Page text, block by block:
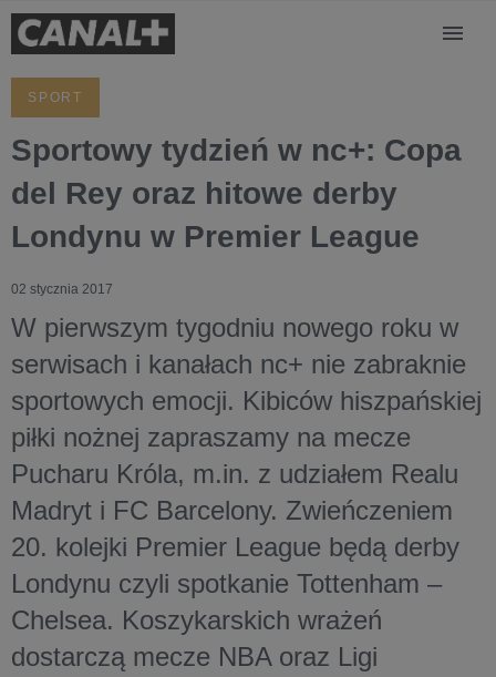
SPORT
Sportowy tydzień w nc+: Copa
del Rey oraz hitowe derby
Londynu w Premier League
02 stycznia 2017
W pierwszym tygodniu nowego roku w
serwisach i kanałach nc+ nie zabraknie
sportowych emocji. Kibiców hiszpańskiej
piłki nożnej zapraszamy na mecze
Pucharu Króla, m.in. z udziałem Realu
Madryt i FC Barcelony. Zwieńczeniem
20. kolejki Premier League będą derby
Londynu czyli spotkanie Tottenham –
Chelsea. Koszykarskich wrażeń
dostarczą mecze NBA oraz Ligi